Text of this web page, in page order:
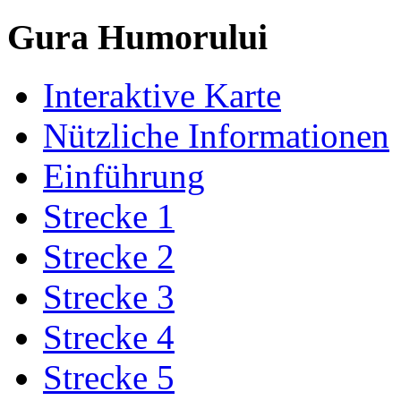
Gura Humorului
Interaktive Karte
Nützliche Informationen
Einführung
Strecke 1
Strecke 2
Strecke 3
Strecke 4
Strecke 5